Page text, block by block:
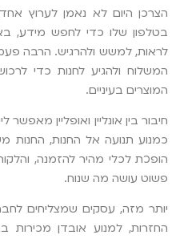
הצרכן היום לא נאמן לערוץ
בטלפון שלו כדי לחפש מידע,
לראות, למשש ולהרגיש. הרבה
המשלוח ולהגיע לחנות כדי
המוצרים בעיניים.
חיבור בין אונליין ואופליין
כמנוע תנועה אל החנות, החנות
הופכת לכלי מהיר להזמנה,
פשוט עושה מה שנוח.
יותר מזה, עסקים שמצליחים
החזרות, למנוע אובדן מכירות